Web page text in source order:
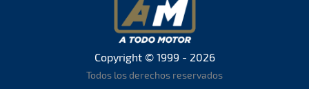
Copyright © 1999 - 2026
Todos los derechos reservados